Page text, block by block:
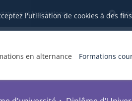
l'utilisation de cookies à des
et inscriptions
en alternance Formations